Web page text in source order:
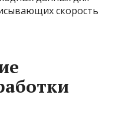
скорость